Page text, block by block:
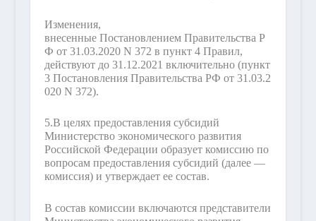
Изменения,
внесенные Постановлением Правительства Р
Ф от 31.03.2020 N 372 в пункт 4 Правил,
действуют до 31.12.2021 включительно (пункт
3 Постановления Правительства РФ от 31.03.2
020 N 372).
5.В целях предоставления субсидий
Министерство экономического развития
Российской Федерации образует комиссию по
вопросам предоставления субсидий (далее —
комиссия) и утверждает ее состав.
В состав комиссии включаются представители